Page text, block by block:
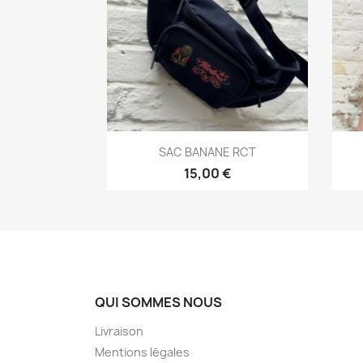
Aperçu rapide
SAC BANANE RCT
15,00 €
QUI SOMMES NOUS
Livraison
Mentions légales